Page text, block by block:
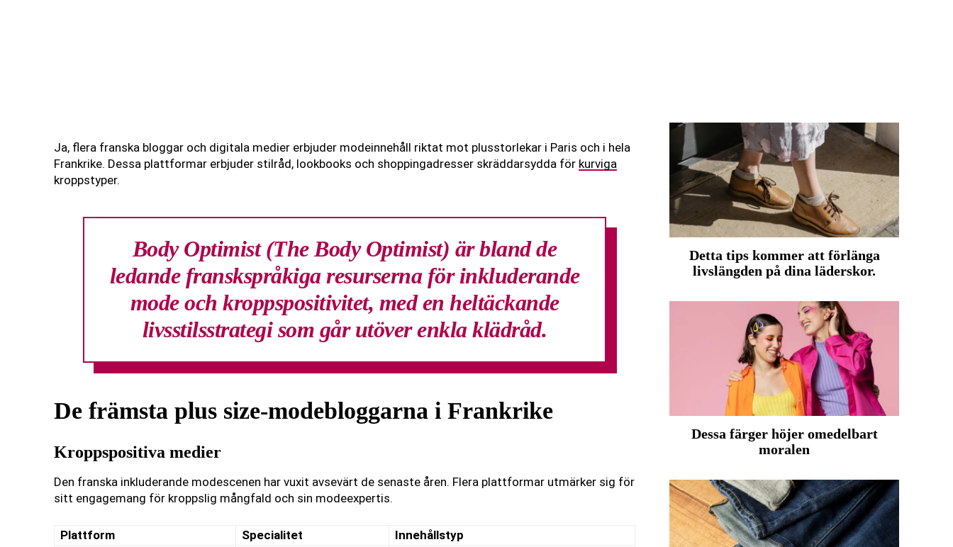
Ja, flera franska bloggar och digitala medier erbjuder modeinnehåll riktat mot plusstorlekar i Paris och i hela
Frankrike. Dessa plattformar erbjuder stilråd, lookbooks och shoppingadresser skräddarsydda för kurviga
kroppstyper.
Body Optimist (The Body Optimist) är bland de
ledande franskspråkiga resurserna för inkluderande
mode och kroppspositivitet, med en heltäckande
livsstilsstrategi som går utöver enkla klädråd.
De främsta plus size-modebloggarna i Frankrike
Kroppspositiva medier
Den franska inkluderande modescenen har vuxit avsevärt de senaste åren. Flera plattformar utmärker sig för
sitt engagemang för kroppslig mångfald och sin modeexpertis.
Plattform Specialitet
Innehållstyp
Detta tips kommer att förlänga
livslängden på dina läderskor.
Dessa färger höjer omedelbart
moralen